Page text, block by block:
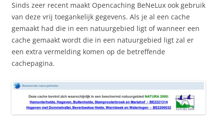
Sinds zeer recent maakt Opencaching BeNeLux ook gebruik
van deze vrij toegankelijk gegevens. Als je al een cache
gemaakt had die in een natuurgebied ligt of wanneer een
cache gemaakt wordt die in een natuurgebied ligt zal er
een extra vermelding komen op de betreffende
cachepagina.